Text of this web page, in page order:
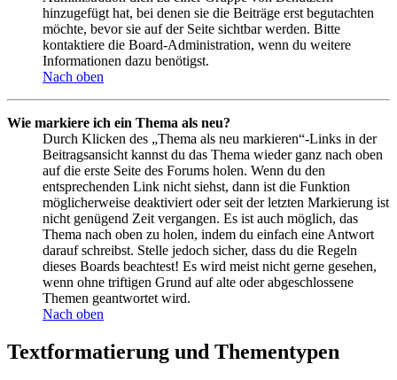
hinzugefügt hat, bei denen sie die Beiträge erst begutachten
möchte, bevor sie auf der Seite sichtbar werden. Bitte
kontaktiere die Board-Administration, wenn du weitere
Informationen dazu benötigst.
Nach oben
Wie markiere ich ein Thema als neu?
Durch Klicken des „Thema als neu markieren“-Links in der
Beitragsansicht kannst du das Thema wieder ganz nach oben
auf die erste Seite des Forums holen. Wenn du den
entsprechenden Link nicht siehst, dann ist die Funktion
möglicherweise deaktiviert oder seit der letzten Markierung ist
nicht genügend Zeit vergangen. Es ist auch möglich, das
Thema nach oben zu holen, indem du einfach eine Antwort
darauf schreibst. Stelle jedoch sicher, dass du die Regeln
dieses Boards beachtest! Es wird meist nicht gerne gesehen,
wenn ohne triftigen Grund auf alte oder abgeschlossene
Themen geantwortet wird.
Nach oben
Textformatierung und Thementypen